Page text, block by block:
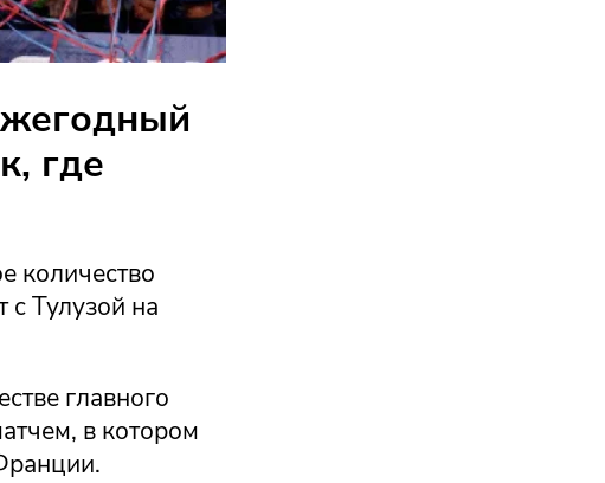
где
количество
Тулузой на
главного
в котором